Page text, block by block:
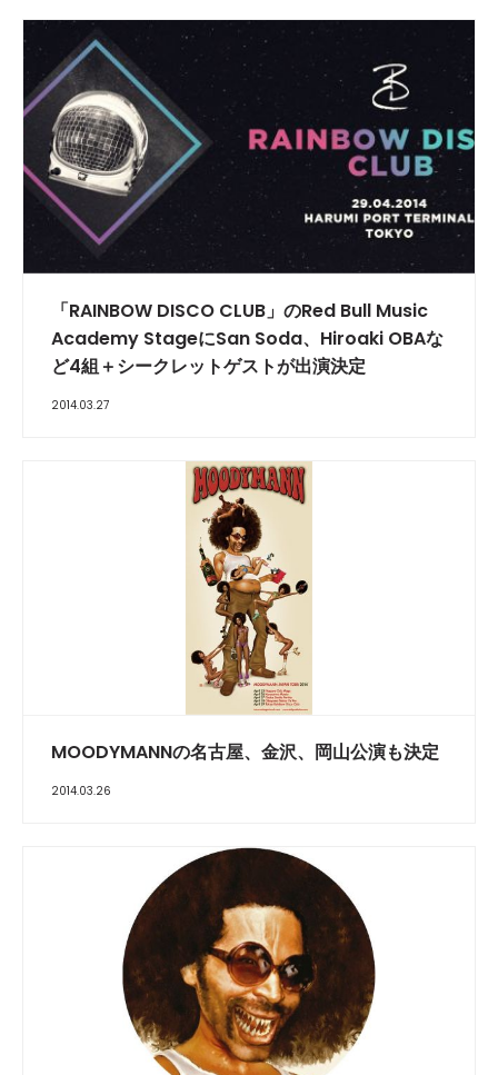
「RAINBOW DISCO CLUB」のRed Bull Music
Academy StageにSan Soda、Hiroaki OBAな
ど4組＋シークレットゲストが出演決定
2014.03.27
MOODYMANNの名古屋、金沢、岡山公演も決定
2014.03.26